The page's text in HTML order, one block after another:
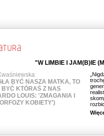
"W LIMBIE I JAM(B)IE
BYĆ NASZA MATKA, TO
BYĆ KTÓRAŚ Z NAS
LOUIS: 'ZMAGANIA I
KOBIETY')